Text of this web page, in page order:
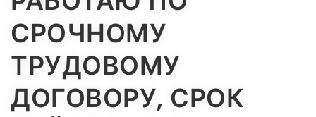
СРОЧНОМУ
ТРУДОВОМУ
ДОГОВОРУ, СРОК